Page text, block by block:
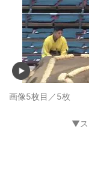
画像5枚目／5枚
▼ス